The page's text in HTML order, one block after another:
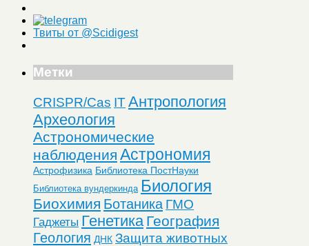
Твиты от @Scidigest
Метки
CRISPR/Cas ITАнтропология
Археология
Астрономические
наблюдения Астрономия
Астрофизика Библиотека ПостНауки
Библиотека вундеркинда Биология
Биохимия Ботаника ГМО
Гаджеты Генетика География
Геология ДНК Защита животных